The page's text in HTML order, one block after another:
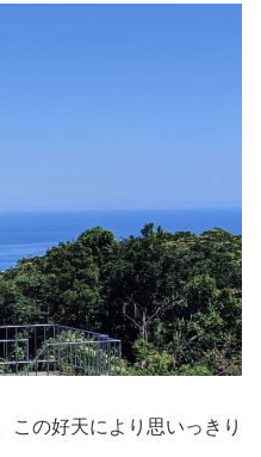
この好天により思いっきり